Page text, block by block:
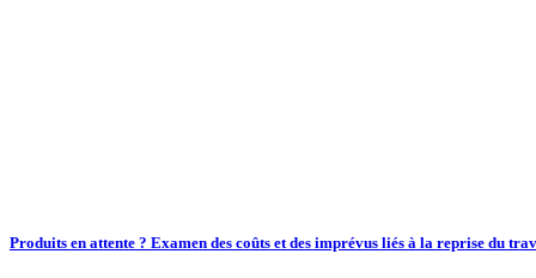
Produits en attente ? Examen des coûts et des imprévus liés à la reprise du